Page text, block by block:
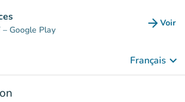
– Google Play arrow_forward Voir
Français keyboard_arrow_down